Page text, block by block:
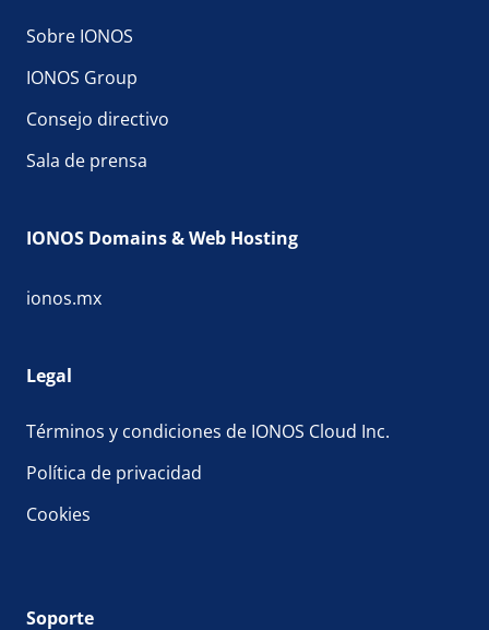
Sobre IONOS
IONOS Group
Consejo directivo
Sala de prensa
IONOS Domains & Web Hosting
ionos.mx
Legal
Términos y condiciones de IONOS Cloud Inc.
Política de privacidad
Cookies
Soporte